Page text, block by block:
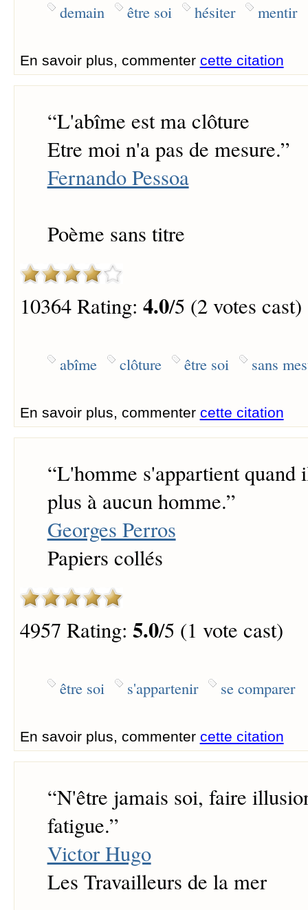
demain être soi hésiter mentir
En savoir plus, commenter cette citation
“L'abîme est ma clôture
Etre moi n'a pas de mesure.”
Fernando Pessoa
Poème sans titre
10364 Rating: 4.0/5 (2 votes cast)
abîme clôture être soi sans
En savoir plus, commenter cette citation
“L'homme s'appartient quand
plus à aucun homme.”
Georges Perros
Papiers collés
4957 Rating: 5.0/5 (1 vote cast)
être soi s'appartenir se comparer
En savoir plus, commenter cette citation
“N'être jamais soi, faire
fatigue.”
Victor Hugo
Les Travailleurs de la mer